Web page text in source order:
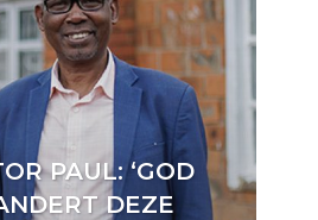
PAUL: ‘GOD
DEZE